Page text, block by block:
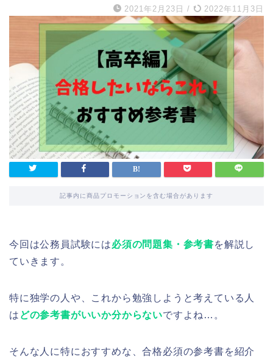
2021年2月23日 / 2022年11月3日
記事内に商品プロモーションを含む場合があります
今回は公務員試験には必須の問題集・参考書を解説し
ていきます。
特に独学の人や、これから勉強しようと考えている人
は どの参考書がいいか分からないですよね…。
そんな人に特におすすめな、合格必須の参考書を紹介